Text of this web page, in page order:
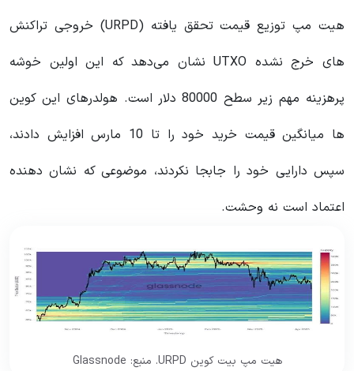
هیت مپ توزیع قیمت تحقق یافته (URPD) خروجی تراکنش
های خرج نشده UTXO نشان می‌دهد که این اولین خوشه
پرهزینه مهم زیر سطح 80000 دلار است. هولدرهای این کوین
ها میانگین قیمت خرید خود را تا 10 مارس افزایش دادند،
سپس دارایی خود را جابجا نکردند، موضوعی که نشان دهنده
اعتماد است نه وحشت.
هیت مپ بیت کوین URPD. منبع: Glassnode